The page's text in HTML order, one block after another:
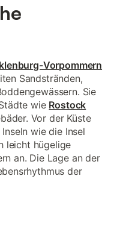
Vorpommern
Sandstränden,
Sie
wie Rostock
Vor der Küste
wie die Insel
leicht hügelige
an. Die Lage an der
der